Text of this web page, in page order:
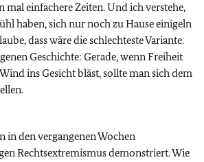
mal einfachere Zeiten. Und ich verstehe,
haben, sich nur noch zu Hause einigeln
dass wäre die schlechteste Variante.
Geschichte: Gerade, wenn Freiheit
ins Gesicht bläst, sollte man sich dem
in den vergangenen Wochen
Rechtsextremismus demonstriert. Wie